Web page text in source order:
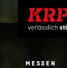
MESSEN